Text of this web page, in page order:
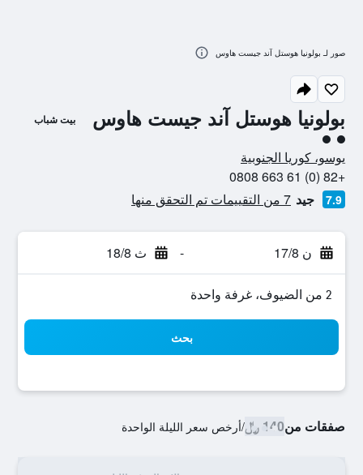
بولونيا هوستل آند جيست هاوس بيت شباب
تقييم فئة 2
يوسو، كوريا الجنوبية
+82 (0) 61 663 0808
7.9 جيد 7 من التقييمات تم التحقق منها
ن 17/8 - ث 18/8
2 من الضيوف، غرفة واحدة
بحث
صفقات من140 ﷼ /أرخص سعر الليلة الواحدة
صور لـ بولونيا هوستل آند جيست هاوس